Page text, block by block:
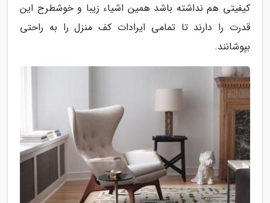
کیفیتی هم نداشته باشد همین اشیاء زیبا و خوشطرح این
قدرت را دارند تا تمامی ایرادات کف منزل را به راحتی
بپوشانند.